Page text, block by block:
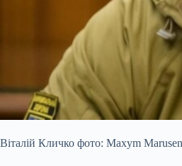
Віталій Кличко фото: Maxym